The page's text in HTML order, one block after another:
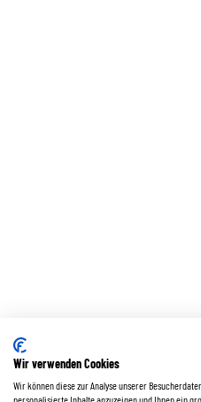
Wir verwenden Cookies
Wir können diese zur Analyse unserer
personalisierte Inhalte anzuzeigen und Ihnen ein